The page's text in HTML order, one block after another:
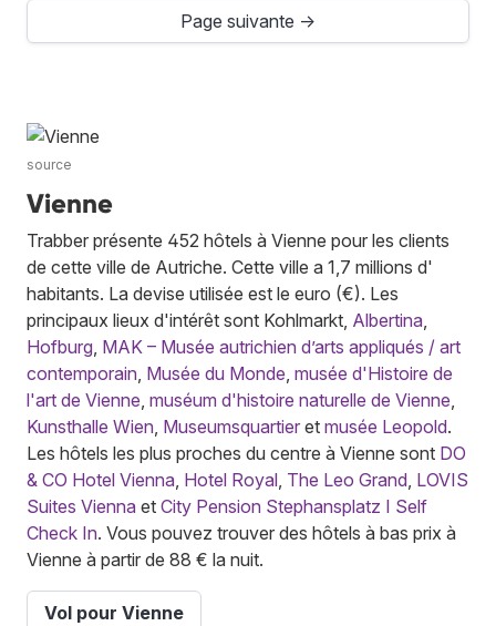
Page suivante →
source
Vienne
Trabber présente 452 hôtels à Vienne pour les clients
de cette ville de Autriche. Cette ville a 1,7 millions d'
habitants. La devise utilisée est le euro (€). Les
principaux lieux d'intérêt sont Kohlmarkt, Albertina,
Hofburg, MAK – Musée autrichien d’arts appliqués / art
contemporain, Musée du Monde, musée d'Histoire de
l'art de Vienne, muséum d'histoire naturelle de Vienne,
Kunsthalle Wien, Museumsquartier et musée Leopold.
Les hôtels les plus proches du centre à Vienne sont DO
& CO Hotel Vienna, Hotel Royal, The Leo Grand, LOVIS
Suites Vienna et City Pension Stephansplatz I Self
Check In. Vous pouvez trouver des hôtels à bas prix à
Vienne à partir de 88 € la nuit.
Vol pour Vienne